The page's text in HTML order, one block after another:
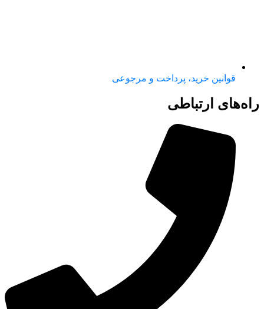
قوانین خرید، پرداخت و مرجوعی
راه‌های ارتباطی